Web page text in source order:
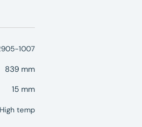
1007
839 mm
15 mm
temp